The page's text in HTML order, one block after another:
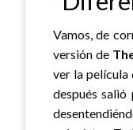
Vamos, de
versión de
ver la película
después